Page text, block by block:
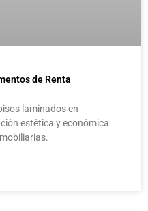
de Renta
laminados en
estética y económica